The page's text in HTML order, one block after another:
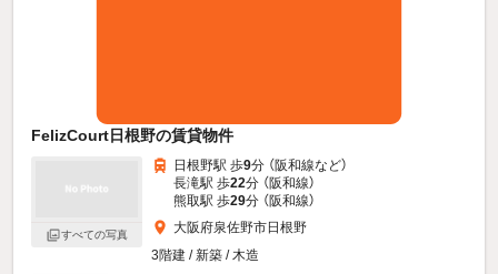
FelizCourt日根野の賃貸物件
すべての写真
日根野駅 歩9分 （阪和線など）
長滝駅 歩22分 （阪和線）
熊取駅 歩29分 （阪和線）
大阪府泉佐野市日根野
3階建 / 新築 / 木造